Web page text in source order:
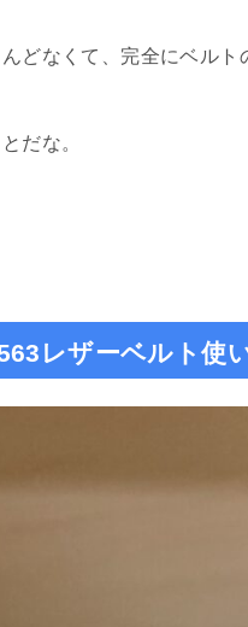
どなくて、完全にベルト
だな。
レザーベルト使